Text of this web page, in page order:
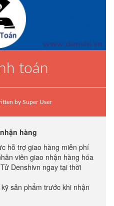
toán
by Super User
hàng
hỗ trợ giao hàng miễn phí
viên giao nhận hàng hóa
Denshivn ngay tại thời
sản phẩm trước khi nhận